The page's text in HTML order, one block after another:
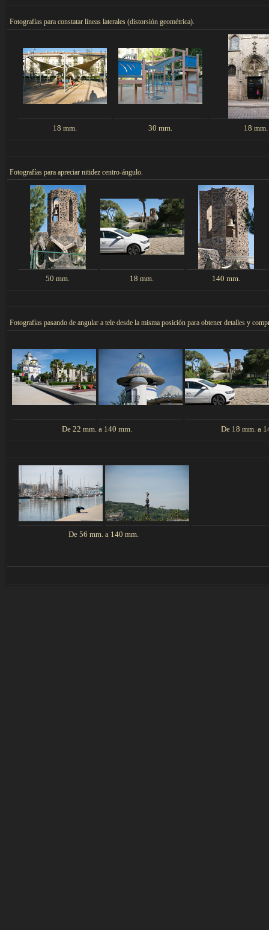
Fotografías para constatar líneas laterales (distorsión geométrica).
18 mm. 30 mm. 18 mm.
Fotografías para apreciar nitidez centro-ángulo.
50 mm. 18 mm. 140 mm.
Fotografías pasando de angular a tele desde la misma posición para obtener detalles y
De 22 mm. a 140 mm. De 18 mm. a
De 56 mm. a 140 mm.